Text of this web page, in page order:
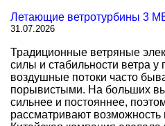
Летающие ветротурбины 3
31.07.2026
Традиционные ветряные
силы и стабильности ветра у
воздушные потоки часто
порывистыми. На больших
сильнее и постояннее,
рассматривают возможность